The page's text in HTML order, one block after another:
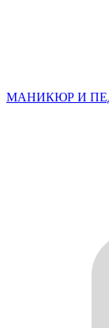
МАНИКЮР И